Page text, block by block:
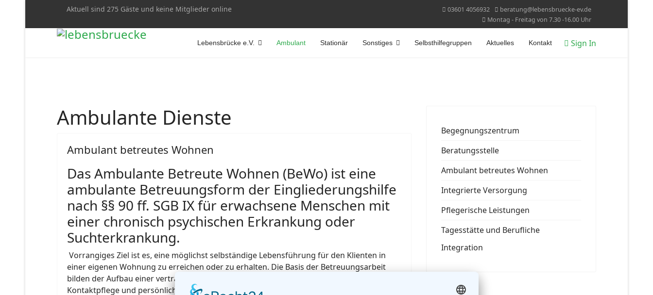
Aktuell sind 275 Gäste und keine Mitglieder online 03601 4056932
beratung@lebensbruecke-ev.de
Montag - Freitag von 7.30 -16.00 Uhr
Lebensbrücke e.V. Ambulant Stationär Sonstiges Selbsthilfegruppen Aktuelles Kontakt Sign In
Ambulante Dienste
Ambulant betreutes Wohnen
Das Ambulante Betreute Wohnen (BeWo) ist eine
ambulante Betreuungsform der Eingliederungshilfe
nach §§ 90 ff. SGB IX für erwachsene Menschen mit
einer chronisch psychischen Erkrankung oder
Suchterkrankung.
Vorrangiges Ziel ist es, eine möglichst selbständige Lebensführung für den Klienten in
einer eigenen Wohnung zu erreichen oder zu erhalten. Die Basis der Betreuungsarbeit
bilden der Aufbau einer vertrauensvollen Beziehung zum Klienten, sowie kontinuierliche
Kontaktpflege und persönliche Gespräche mit ihm.
Begegnungszentrum
Beratungsstelle
Ambulant betreutes Wohnen
Integrierte Versorgung
Pflegerische Leistungen
Tagesstätte und Berufliche
Integration